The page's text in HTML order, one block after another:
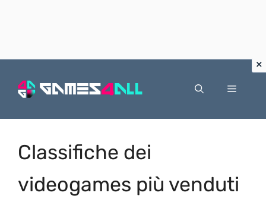
Menu
Classifiche dei
videogames più venduti